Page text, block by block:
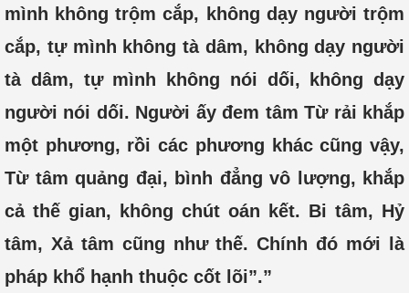
mình không trộm cắp, không dạy người trộm
cắp, tự mình không tà dâm, không dạy người
tà dâm, tự mình không nói dối, không dạy
người nói dối. Người ấy đem tâm Từ rải khắp
một phương, rồi các phương khác cũng vậy,
Từ tâm quảng đại, bình đẳng vô lượng, khắp
cả thế gian, không chút oán kết. Bi tâm, Hỷ
tâm, Xả tâm cũng như thế. Chính đó mới là
pháp khổ hạnh thuộc cốt lõi”.”